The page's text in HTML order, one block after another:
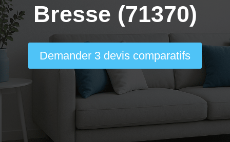
Bresse (71370)
Demander 3 devis comparatifs